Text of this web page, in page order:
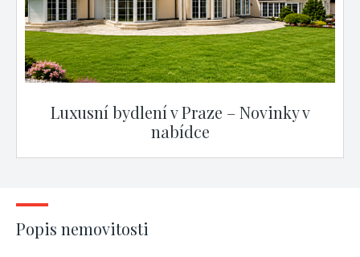
Luxusní bydlení v Praze – Novinky v
nabídce
Popis nemovitosti